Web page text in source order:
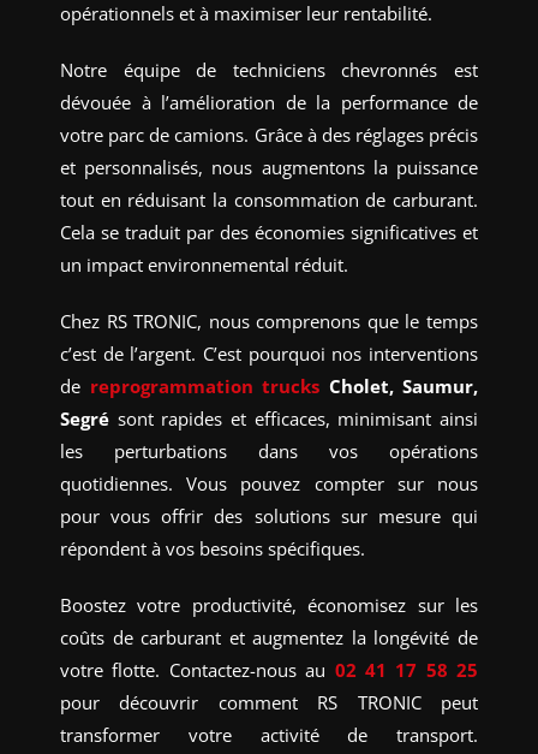
opérationnels et à maximiser leur rentabilité.
Notre équipe de techniciens chevronnés est
dévouée à l’amélioration de la performance de
votre parc de camions. Grâce à des réglages précis
et personnalisés, nous augmentons la puissance
tout en réduisant la consommation de carburant.
Cela se traduit par des économies significatives et
un impact environnemental réduit.
Chez RS TRONIC, nous comprenons que le temps
c’est de l’argent. C’est pourquoi nos interventions
de reprogrammation trucks Cholet, Saumur,
Segré sont rapides et efficaces, minimisant ainsi
les perturbations dans vos opérations
quotidiennes. Vous pouvez compter sur nous
pour vous offrir des solutions sur mesure qui
répondent à vos besoins spécifiques.
Boostez votre productivité, économisez sur les
coûts de carburant et augmentez la longévité de
votre flotte. Contactez-nous au 02 41 17 58 25
pour découvrir comment RS TRONIC peut
transformer votre activité de transport.